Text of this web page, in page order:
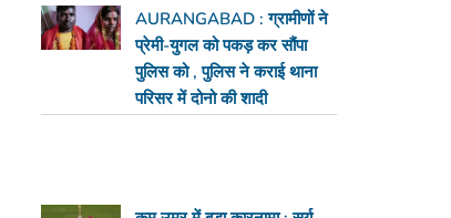
AURANGABAD : ग्रामीणों ने
प्रेमी-युगल को पकड़ कर सौंपा
पुलिस को , पुलिस ने कराई थाना
परिसर में दोनो की शादी